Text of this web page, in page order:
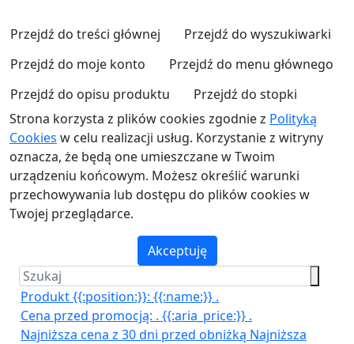
Przejdź do treści głównej
Przejdź do wyszukiwarki
Przejdź do moje konto
Przejdź do menu głównego
Przejdź do opisu produktu
Przejdź do stopki
Strona korzysta z plików cookies zgodnie z Polityką
Cookies w celu realizacji usług. Korzystanie z witryny
oznacza, że będą one umieszczane w Twoim
urządzeniu końcowym. Możesz określić warunki
przechowywania lub dostępu do plików cookies w
Twojej przeglądarce.
Akceptuję
Produkt {{:position:}}: {{:name:}} .
Cena przed promocją: . {{:aria_price:}} .
Najniższa cena z 30 dni przed obniżką Najniższa